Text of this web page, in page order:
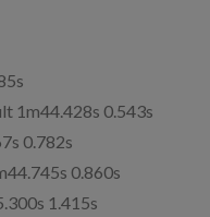
1m44.428s 0.543s
0.782s
0.860s
1.415s